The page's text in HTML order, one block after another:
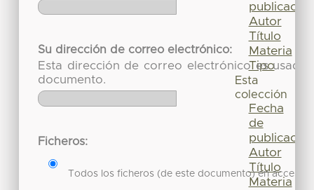
Su dirección de correo electrónico:
Esta dirección de correo electrónico es usada
documento.
Ficheros:
Todos los ficheros (de este documento) en acceso
publicación
Autor
Título
Materia
Tipo
Esta
colección
Fecha
de
publicación
Autor
Título
Materia